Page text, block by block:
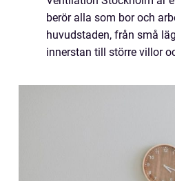
berör alla som bor och
huvudstaden, från små
innerstan till större villor
välplanerad ventilation ...